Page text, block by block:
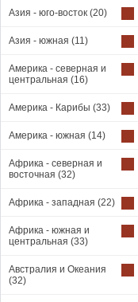
Азия - юго-восток (20)
Азия - южная (11)
Америка - северная и
центральная (16)
Америка - Карибы (33)
Америка - южная (14)
Африка - северная и
восточная (32)
Африка - западная (22)
Африка - южная и
центральная (33)
Австралия и Океания
(32)